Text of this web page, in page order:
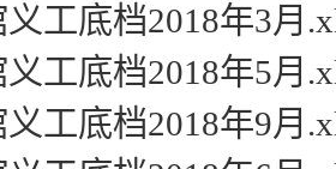
义工底档2018年3月
义工底档2018年5月
义工底档2018年9月